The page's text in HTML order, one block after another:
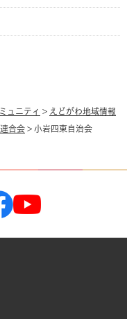
ュニティ > えどがわ地域情報
合会 > 小岩四東自治会